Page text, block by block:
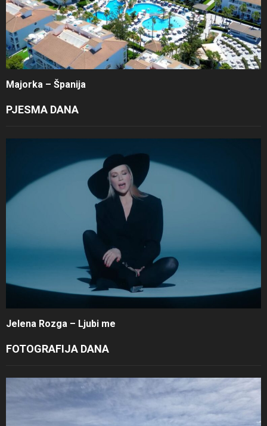
Majorka – Španija
PJESMA DANA
Jelena Rozga – Ljubi me
FOTOGRAFIJA DANA